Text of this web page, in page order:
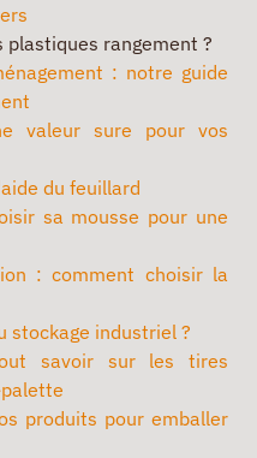
rangement ?
: notre guide
valeur sure pour vos
du feuillard
sa mousse pour une
: comment choisir la
stockage industriel ?
savoir sur les tires
produits pour emballer